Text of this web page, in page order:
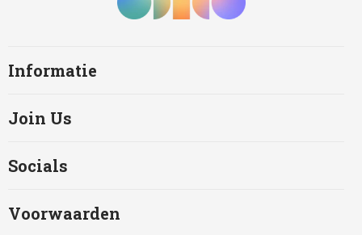
Informatie
Join Us
Socials
Voorwaarden